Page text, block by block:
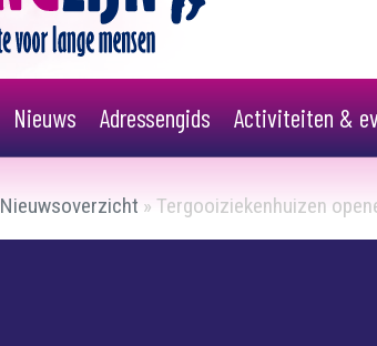
Nieuws Adressengids Activiteiten &
Nieuwsoverzicht » Tergooiziekenhuizen